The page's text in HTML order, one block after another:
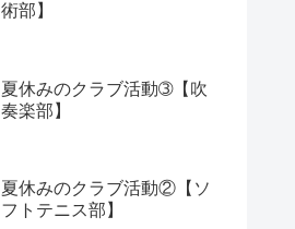
術部】
夏休みのクラブ活動➂【吹
奏楽部】
夏休みのクラブ活動②【ソ
フトテニス部】